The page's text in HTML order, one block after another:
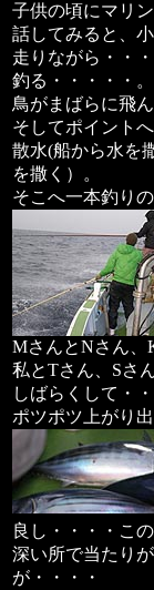
子供の頃にマリ
話してみると、
走りながら・・
釣る・・・・・。
鳥がまばらに飛
そしてポイントへ
散水(船から水を
を撒く）。
そこへ一本釣り
MさんとNさん、
私とTさん、Sさ
しばらくして・
ポツポツ上がり出
良し・・・・こ
深い所で当たり
が・・・・